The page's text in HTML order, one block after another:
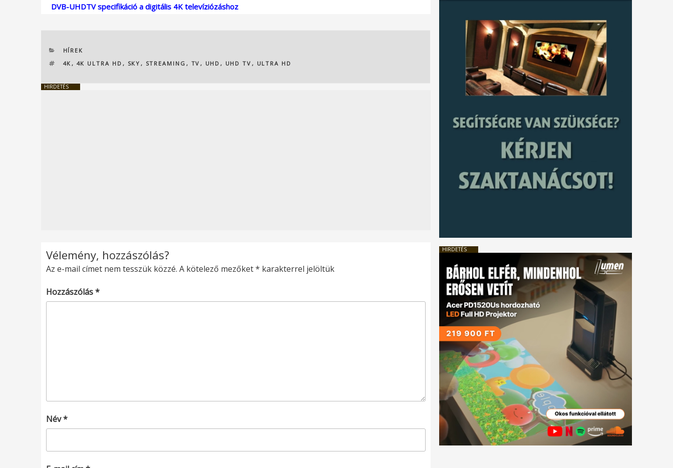
DVB-UHDTV specifikáció a digitális 4K televíziózáshoz
KATEGÓRIÁK
HÍREK
CÍMKÉK
4K , 4K ULTRA HD , SKY , STREAMING , TV , UHD , UHD TV , ULTRA HD
HIRDETÉS
Vélemény, hozzászólás?
Az e-mail címet nem tesszük közzé. A kötelező mezőket* karakterrel jelöltük
Hozzászólás*
Név*
HIRDETÉS